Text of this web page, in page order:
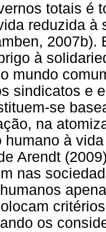
totais é
reduzida à
à
mundo
sindicatos e
se
na
humano à
Arendt
nas
os